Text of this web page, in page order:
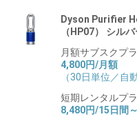
Dyson Purifier
（HP07） シル
月額サブスクプ
4,800円/月額
（30日単位／自
短期レンタルプ
8,480円/15日間～